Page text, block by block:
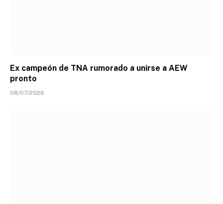
Ex campeón de TNA rumorado a unirse a AEW
pronto
08/07/2026